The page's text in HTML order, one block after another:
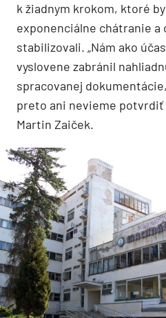
k žiadnym krokom, ktoré
exponenciálne chátranie a
stabilizovali. „Nám ako
vyslovene zabránil
spracovanej
preto ani nevieme potvrdiť
Martin Zaiček.